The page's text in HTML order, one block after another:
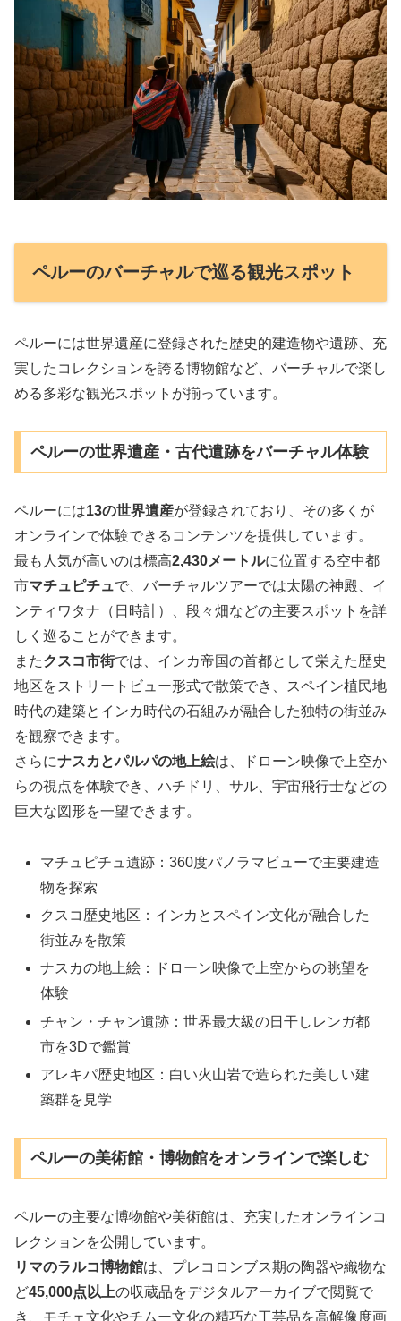
ペルーのバーチャルで巡る観光スポット
ペルーには世界遺産に登録された歴史的建造物や遺跡、充
実したコレクションを誇る博物館など、バーチャルで楽し
める多彩な観光スポットが揃っています。
ペルーの世界遺産・古代遺跡をバーチャル体験
ペルーには13の世界遺産が登録されており、その多くが
オンラインで体験できるコンテンツを提供しています。
最も人気が高いのは標高2,430メートルに位置する空中都
市マチュピチュで、バーチャルツアーでは太陽の神殿、イ
ンティワタナ（日時計）、段々畑などの主要スポットを詳
しく巡ることができます。
またクスコ市街では、インカ帝国の首都として栄えた歴史
地区をストリートビュー形式で散策でき、スペイン植民地
時代の建築とインカ時代の石組みが融合した独特の街並み
を観察できます。
さらにナスカとパルパの地上絵は、ドローン映像で上空か
らの視点を体験でき、ハチドリ、サル、宇宙飛行士などの
巨大な図形を一望できます。
マチュピチュ遺跡：360度パノラマビューで主要建造
物を探索
クスコ歴史地区：インカとスペイン文化が融合した
街並みを散策
ナスカの地上絵：ドローン映像で上空からの眺望を
体験
チャン・チャン遺跡：世界最大級の日干しレンガ都
市を3Dで鑑賞
アレキパ歴史地区：白い火山岩で造られた美しい建
築群を見学
ペルーの美術館・博物館をオンラインで楽しむ
ペルーの主要な博物館や美術館は、充実したオンラインコ
レクションを公開しています。
リマのラルコ博物館は、プレコロンブス期の陶器や織物な
ど45,000点以上の収蔵品をデジタルアーカイブで閲覧で
き、モチェ文化やチムー文化の精巧な工芸品を高解像度画